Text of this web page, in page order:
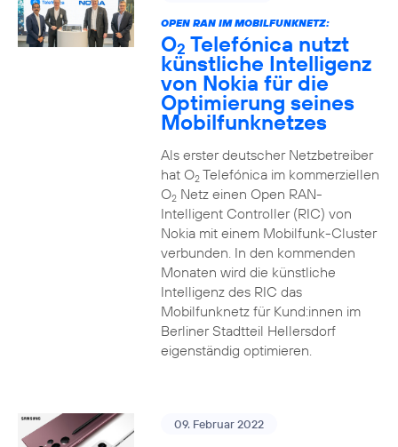
OPEN RAN IM MOBILFUNKNETZ:
O2 Telefónica nutzt
künstliche Intelligenz
von Nokia für die
Optimierung seines
Mobilfunknetzes
Als erster deutscher Netzbetreiber
hat O2Telefónica im kommerziellen
O2Netz einen Open RAN-
Intelligent Controller (RIC) von
Nokia mit einem Mobilfunk-Cluster
verbunden. In den kommenden
Monaten wird die künstliche
Intelligenz des RIC das
Mobilfunknetz für Kund:innen im
Berliner Stadtteil Hellersdorf
eigenständig optimieren.
09. Februar 2022